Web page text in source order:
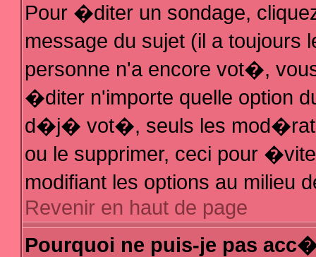
Pour �diter un sondage,
message du sujet (il a
personne n'a encore vot�,
�diter n'importe quelle option
d�j� vot�, seuls les
ou le supprimer, ceci pour
modifiant les options au milieu
Revenir en haut de page
Pourquoi ne puis-je pas